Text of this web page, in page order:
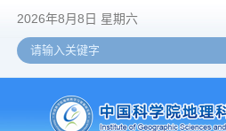
2026年8月8日 星期六